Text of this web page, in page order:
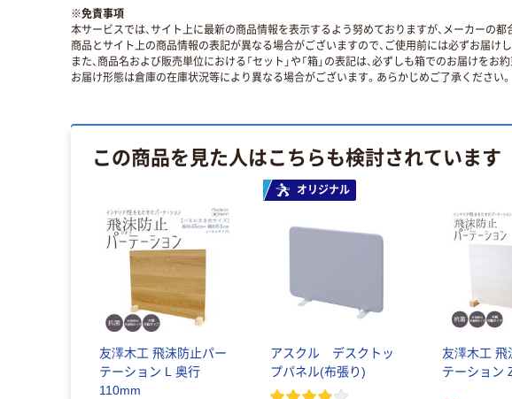
※免責事項
本サービスでは、サイト上に最新の商品情報を表示するよう努めておりますが、メーカーの都
商品とサイト上の商品情報の表記が異なる場合がございますので、ご使用前には必ずお届け
また、商品名および販売単位における「セット」や「箱」の表記は、必ずしも箱でのお届けをお
お届け形態は倉庫の在庫状況等により異なる場合がございます。あらかじめご了承ください。
この商品を見た人はこちらも検討されています
友澤木工 飛沫防止パー
テーション L 奥行
110mm
オリジナル
アスクル デスクトッ
プパネル(布張り)
友澤木工 飛
テーション